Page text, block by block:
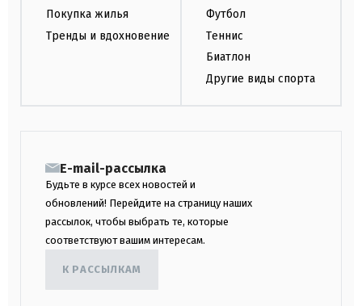
Покупка жилья
Тренды и вдохновение
Футбол
Теннис
Биатлон
Другие виды спорта
E-mail-рассылка
Будьте в курсе всех новостей и
обновлений! Перейдите на страницу наших
рассылок, чтобы выбрать те, которые
соответствуют вашим интересам.
К РАССЫЛКАМ